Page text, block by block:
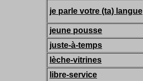
je parle votre (ta) langue
jeune pousse
juste-à-temps
lèche-vitrines
libre-service